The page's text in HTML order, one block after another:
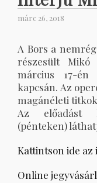
márc 26, 2018
A Bors a
részesült
március 17-én
kapcsán. Az
magánéleti
Az előadást
(pénteken)
Kattintson ide az
Online